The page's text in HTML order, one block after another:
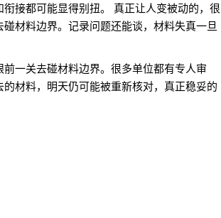
接都可能显得别扭。 真正让人变被动的，很
材料边界。记录问题还能谈，材料失真一旦
一关去碰材料边界。很多单位都有专人审
材料，明天仍可能被重新核对，真正稳妥的